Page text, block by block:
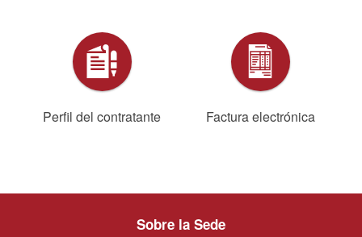
Perfil del contratante Factura electrónica
Sobre la Sede